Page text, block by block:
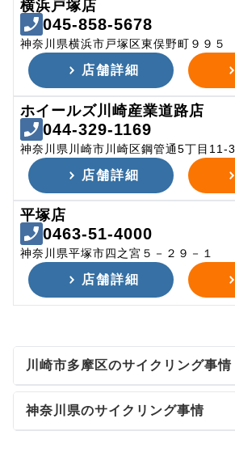
横浜戸塚店
045-858-5678
神奈川県横浜市戸塚区東俣野町９９５
店舗詳細
ホイールズ川崎産業道路店
044-329-1169
神奈川県川崎市川崎区鋼管通5丁目11-3
店舗詳細
平塚店
0463-51-4000
神奈川県平塚市四之宮５－２９－１
店舗詳細
川崎市多摩区のサイクリング事情
神奈川県のサイクリング事情